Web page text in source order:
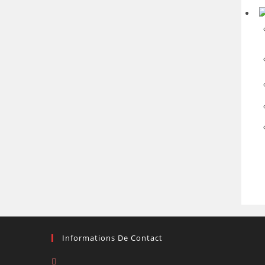
Informations De Contact